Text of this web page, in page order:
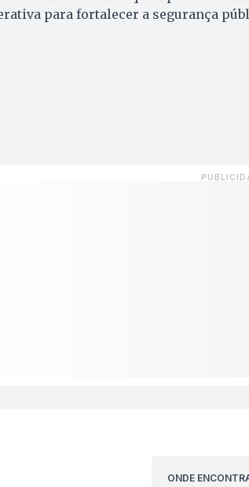
para fortalecer a segurança
ONDE